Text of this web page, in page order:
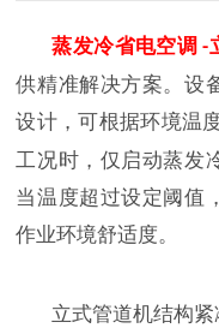
蒸发冷省电空调 -
供精准解决方案。设
设计，可根据环境温
工况时，仅启动蒸发
当温度超过设定阈值
作业环境舒适度。
立式管道机结构